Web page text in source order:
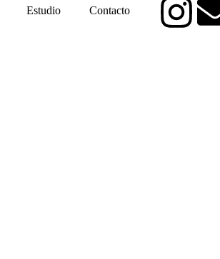
Estudio Contacto